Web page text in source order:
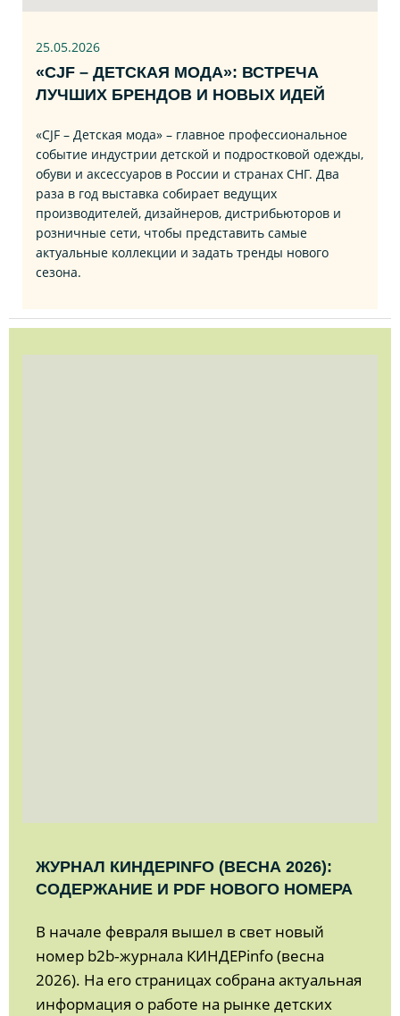
25.05.2026
«CJF – ДЕТСКАЯ МОДА»: ВСТРЕЧА
ЛУЧШИХ БРЕНДОВ И НОВЫХ ИДЕЙ
«CJF – Детская мода» – главное профессиональное
событие индустрии детской и подростковой одежды,
обуви и аксессуаров в России и странах СНГ. Два
раза в год выставка собирает ведущих
производителей, дизайнеров, дистрибьюторов и
розничные сети, чтобы представить самые
актуальные коллекции и задать тренды нового
сезона.
ЖУРНАЛ КИНДЕРINFO (ВЕСНА 2026):
СОДЕРЖАНИЕ И PDF НОВОГО НОМЕРА
В начале февраля вышел в свет новый
номер b2b‑журнала КИНДЕРinfo (весна
2026). На его страницах собрана актуальная
информация о работе на рынке детских